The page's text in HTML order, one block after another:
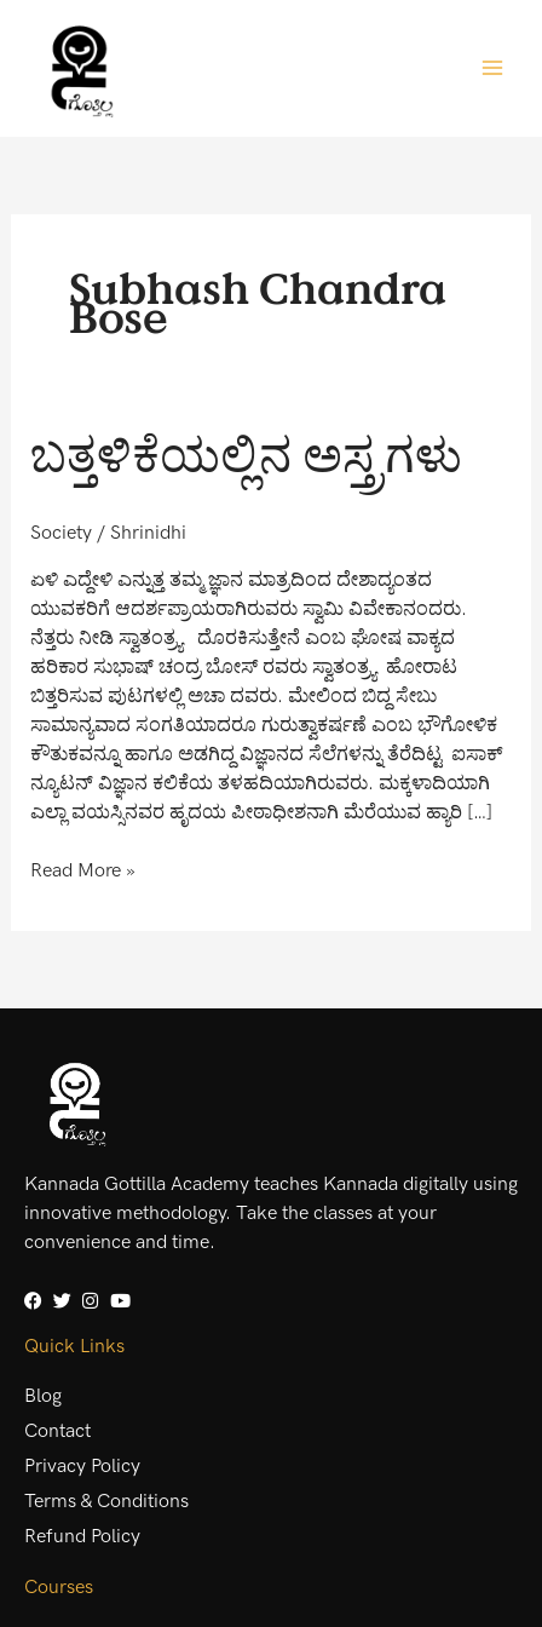
content
Subhash Chandra
Bose
ಬತ್ತಳಿಕೆಯಲ್ಲಿನ ಅಸ್ತ್ರಗಳು
Society/ Shrinidhi
ಏಳಿ ಎದ್ದೇಳಿ ಎನ್ನುತ್ತ ತಮ್ಮ ಜ್ಞಾನ ಮಾತ್ರದಿಂದ ದೇಶಾದ್ಯಂತದ
ಯುವಕರಿಗೆ ಆದರ್ಶಪ್ರಾಯರಾಗಿರುವರು ಸ್ವಾಮಿ ವಿವೇಕಾನಂದರು.
ನೆತ್ತರು ನೀಡಿ ಸ್ವಾತಂತ್ರ್ಯ ದೊರಕಿಸುತ್ತೇನೆ ಎಂಬ ಘೋಷ ವಾಕ್ಯದ
ಹರಿಕಾರ ಸುಭಾಷ್ ಚಂದ್ರ ಬೋಸ್ ರವರು ಸ್ವಾತಂತ್ರ್ಯ ಹೋರಾಟ
ಬಿತ್ತರಿಸುವ ಪುಟಗಳಲ್ಲಿ ಅಚಾ ದವರು. ಮೇಲಿಂದ ಬಿದ್ದ ಸೇಬು
ಸಾಮಾನ್ಯವಾದ ಸಂಗತಿಯಾದರೂ ಗುರುತ್ವಾಕರ್ಷಣೆ ಎಂಬ ಭೌಗೋಳಿಕ
ಕೌತುಕವನ್ನೂ ಹಾಗೂ ಅಡಗಿದ್ದ ವಿಜ್ಞಾನದ ಸೆಲೆಗಳನ್ನು ತೆರೆದಿಟ್ಟ ಐಸಾಕ್
ನ್ಯೂಟನ್ ವಿಜ್ಞಾನ ಕಲಿಕೆಯ ತಳಹದಿಯಾಗಿರುವರು. ಮಕ್ಕಳಾದಿಯಾಗಿ
ಎಲ್ಲಾ ವಯಸ್ಸಿನವರ ಹೃದಯ ಪೀಠಾಧೀಶನಾಗಿ ಮೆರೆಯುವ ಹ್ಯಾರಿ […]
ಬತ್ತಳಿಕೆಯಲ್ಲಿನ
ಅಸ್ತ್ರಗಳು
Read More »
Kannada Gottilla Academy teaches Kannada digitally using
innovative methodology. Take the classes at your
convenience and time.
Quick Links
Blog
Contact
Privacy Policy
Terms & Conditions
Refund Policy
Courses